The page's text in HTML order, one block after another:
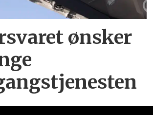
ønsker